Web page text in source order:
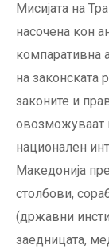
Мисијата на
насочена кон
компаративна
на законската
законите и
овозможуваат
национален
Македонија
столбови,
(државни
заедницата,